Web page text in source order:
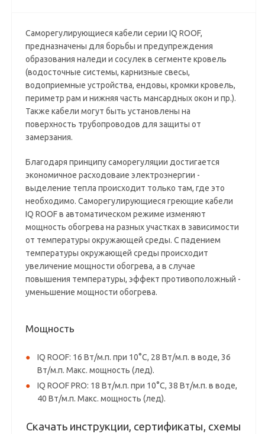
Саморегулирующиеся кабели серии IQ ROOF,
предназначены для борьбы и предупреждения
образования наледи и сосулек в сегменте кровель
(водосточные системы, карнизные свесы,
водоприемные устройства, ендовы, кромки кровель,
периметр рам и нижняя часть мансардных окон и пр.).
Также кабели могут быть установлены на
поверхность трубопроводов для защиты от
замерзания.
Благодаря принципу саморегуляции достигается
экономичное расходоваие электроэнергии -
выделение тепла происходит только там, где это
необходимо. Саморегулирующиеся греющие кабели
IQ ROOF в автоматическом режиме изменяют
мощность обогрева на разных участках в зависимости
от температуры окружающей среды. С падением
температуры окружающей среды происходит
увеличение мощности обогрева, а в случае
повышения температуры, эффект противоположный -
уменьшение мощности обогрева.
Мощность
IQ ROOF: 16 Вт/м.п. при 10°С, 28 Вт/м.п. в воде, 36
Вт/м.п. Макс. мощность (лед).
IQ ROOF PRO: 18 Вт/м.п. при 10°С, 38 Вт/м.п. в воде,
40 Вт/м.п. Макс. мощность (лед).
Скачать инструкции, сертификаты, схемы